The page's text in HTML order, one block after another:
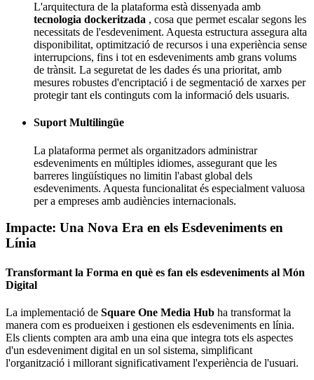
L'arquitectura de la plataforma està dissenyada amb
tecnologia dockeritzada , cosa que permet escalar segons les
necessitats de l'esdeveniment. Aquesta estructura assegura alta
disponibilitat, optimització de recursos i una experiència sense
interrupcions, fins i tot en esdeveniments amb grans volums
de trànsit. La seguretat de les dades és una prioritat, amb
mesures robustes d'encriptació i de segmentació de xarxes per
protegir tant els continguts com la informació dels usuaris.
Suport Multilingüe
La plataforma permet als organitzadors administrar
esdeveniments en múltiples idiomes, assegurant que les
barreres lingüístiques no limitin l'abast global dels
esdeveniments. Aquesta funcionalitat és especialment valuosa
per a empreses amb audiències internacionals.
Impacte: Una Nova Era en els Esdeveniments en
Línia
Transformant la Forma en què es fan els esdeveniments al Món
Digital
La implementació de Square One Media Hub ha transformat la
manera com es produeixen i gestionen els esdeveniments en línia.
Els clients compten ara amb una eina que integra tots els aspectes
d'un esdeveniment digital en un sol sistema, simplificant
l'organització i millorant significativament l'experiència de l'usuari.